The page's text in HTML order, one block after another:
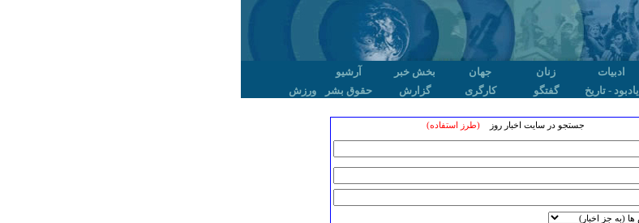
ادبیات زنان جهان بخش خبر
آرشیو
یادبود - تاریخ گفتگو کارگری گزارش حقوق بشر ورزش
جستجو در سایت اخبار روز(طرز استفاده)